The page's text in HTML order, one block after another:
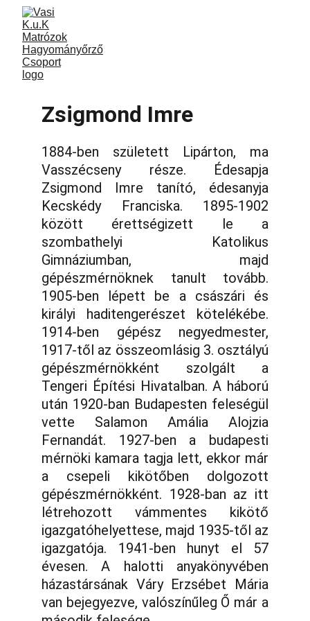
Zsigmond Imre
1884-ben született Lipárton, ma
Vasszécseny része. Édesapja
Zsigmond Imre tanító, édesanyja
Kecskédy Franciska. 1895-1902
között érettségizett le a
szombathelyi Katolikus
Gimnáziumban, majd
gépészmérnöknek tanult tovább.
1905-ben lépett be a császári és
királyi haditengerészet kötelékébe.
1914-ben gépész negyedmester,
1917-től az összeomlásig 3. osztályú
gépészmérnökként szolgált a
Tengeri Építési Hivatalban. A háború
után 1920-ban Budapesten feleségül
vette Salamon Amália Alojzia
Fernandát. 1927-ben a budapesti
mérnöki kamara tagja lett, ekkor már
a csepeli kikötőben dolgozott
gépészmérnökként. 1928-ban az itt
létrehozott vámmentes kikötő
igazgatóhelyettese, majd 1935-től az
igazgatója. 1941-ben hunyt el 57
évesen. A halotti anyakönyvében
házastársának Váry Erzsébet Mária
van bejegyezve, valószínűleg Ő már a